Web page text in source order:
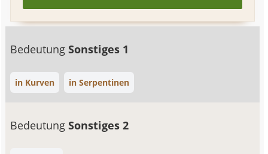
BedeutungSonstiges 1
in Kurven in Serpentinen
BedeutungSonstiges 2